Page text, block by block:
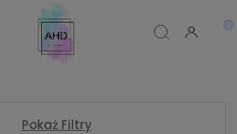
Pokaż Filtry